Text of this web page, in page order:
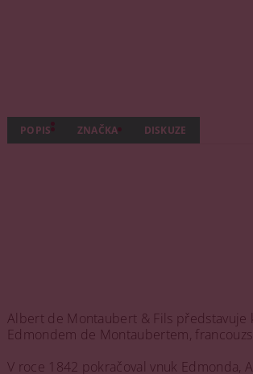
POPIS ZNAČKA DISKUZE
Albert de Montaubert & Fils představuje
Edmondem de Montaubertem,
V roce 1842 pokračoval vnuk